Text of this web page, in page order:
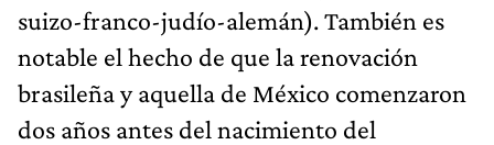
suizo-franco-judío-alemán). También es
notable el hecho de que la renovación
brasileña y aquella de México comenzaron
dos años antes del nacimiento del